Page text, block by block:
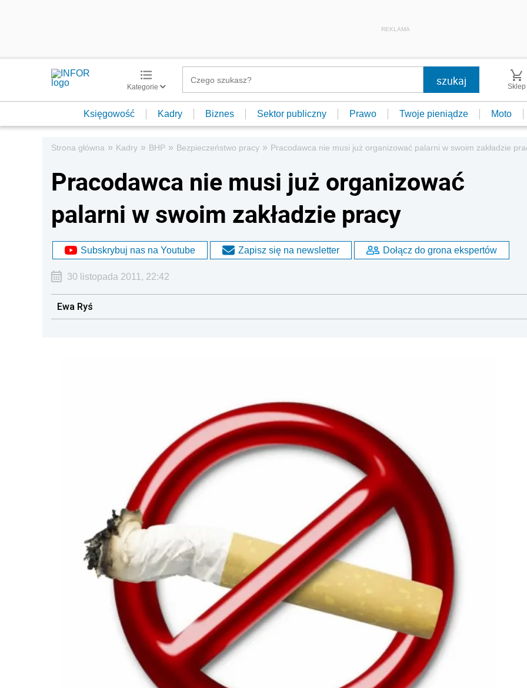
REKLAMA
Kategorie Sklep
Księgowość Kadry Biznes Sektor publiczny Prawo Twoje pieniądze Moto
Strona główna » Kadry » BHP » Bezpieczeństwo pracy » Pracodawca nie musi już organizować palarni w swoim zakładzie
Pracodawca nie musi już organizować
palarni w swoim zakładzie pracy
Subskrybuj nas na Youtube Zapisz się na newsletter Dołącz do grona ekspertów
30 listopada 2011, 22:42
Ewa Ryś